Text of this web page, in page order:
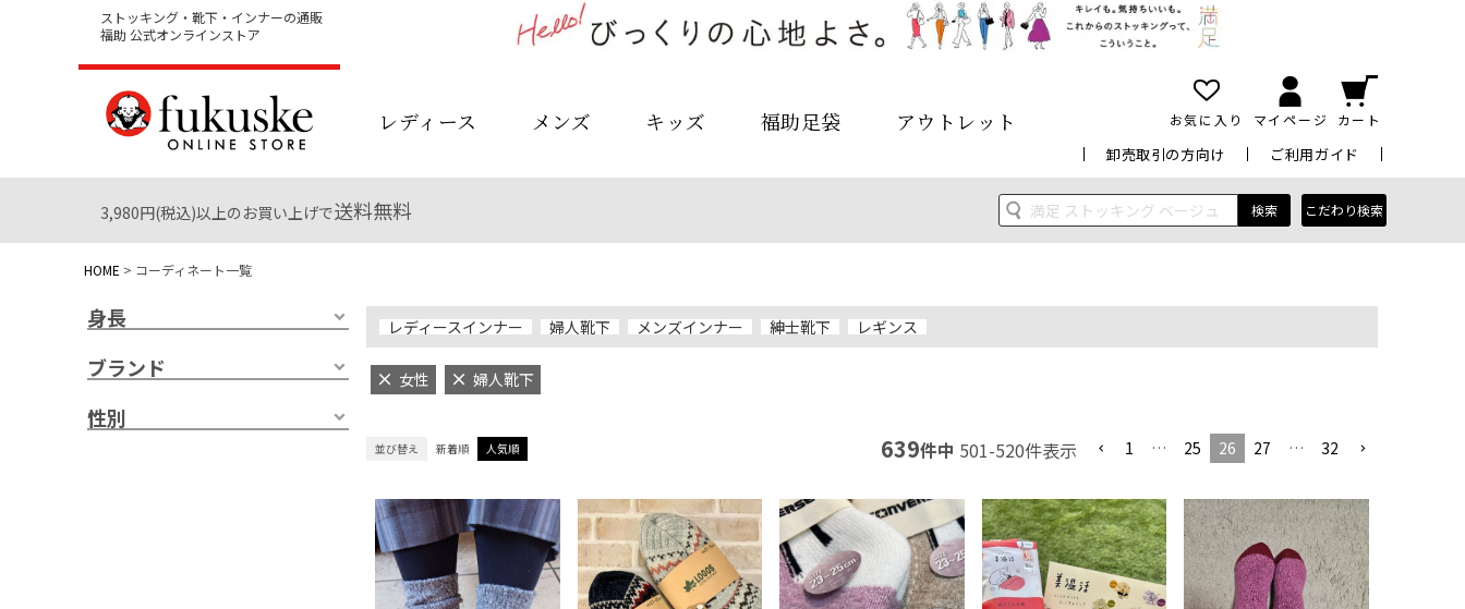
ストッキング・靴下・インナーの通販
福助 公式オンラインストア
レディース メンズ キッズ 福助足袋 アウトレット お気に入り マイページ カート
卸売取引の方向け ご利用ガイド
3,980円(税込)以上のお買い上げで送料無料 検索 こだわり検索
HOME コーディネート一覧
身長
ブランド
性別
レディースインナー 婦人靴下 メンズインナー 紳士靴下 レギンス
女性 婦人靴下
並び替え 新着順 人気順 639件中 501-520件表示 1 … 25 26 27 … 32